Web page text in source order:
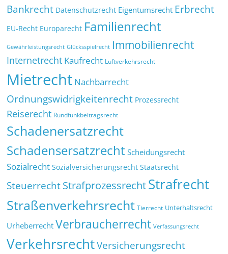
Bankrecht Datenschutzrecht Eigentumsrecht Erbrecht
EU-Recht Europarecht Familienrecht
Gewährleistungsrecht Glücksspielrecht Immobilienrecht
Internetrecht Kaufrecht Luftverkehrsrecht
Mietrecht Nachbarrecht
Ordnungswidrigkeitenrecht Prozessrecht
Reiserecht Rundfunkbeitragsrecht
Schadenersatzrecht
Schadensersatzrecht Scheidungsrecht
Sozialrecht Sozialversicherungsrecht Staatsrecht
SteuerrechtStrafprozessrechtStrafrecht
Straßenverkehrsrecht Tierrecht Unterhaltsrecht
Urheberrecht Verbraucherrecht Verfassungsrecht
VerkehrsrechtVersicherungsrecht